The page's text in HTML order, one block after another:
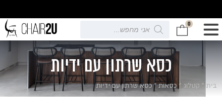
0
Products
search
כסא שרתון עם ידיות
בית » קטלוג » כסאות»כסא שרתון עם ידיות